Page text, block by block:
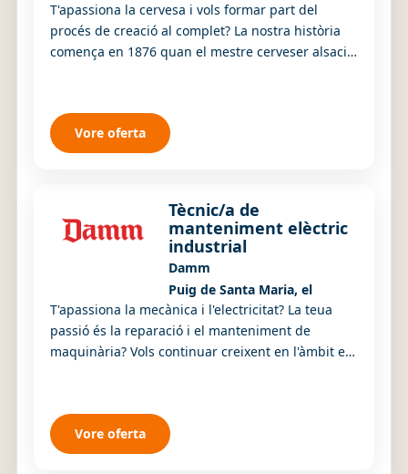
T'apassiona la cervesa i vols formar part del
procés de creació al complet? La nostra història
comença en 1876 quan el mestre cerveser alsacià
Vore oferta
Tècnic/a de
manteniment elèctric
industrial
Damm
Puig de Santa Maria, el
T'apassiona la mecànica i l'electricitat? La teua
passió és la reparació i el manteniment de
maquinària? Vols continuar creixent en l'àmbit en
Vore oferta